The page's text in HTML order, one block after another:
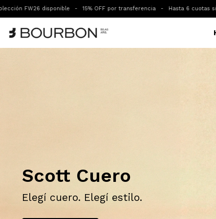
15% OFF por transferencia - Hasta 6 cuotas sin interes - Lo Artesanal
Scott Cuero
Elegí cuero. Elegí estilo.